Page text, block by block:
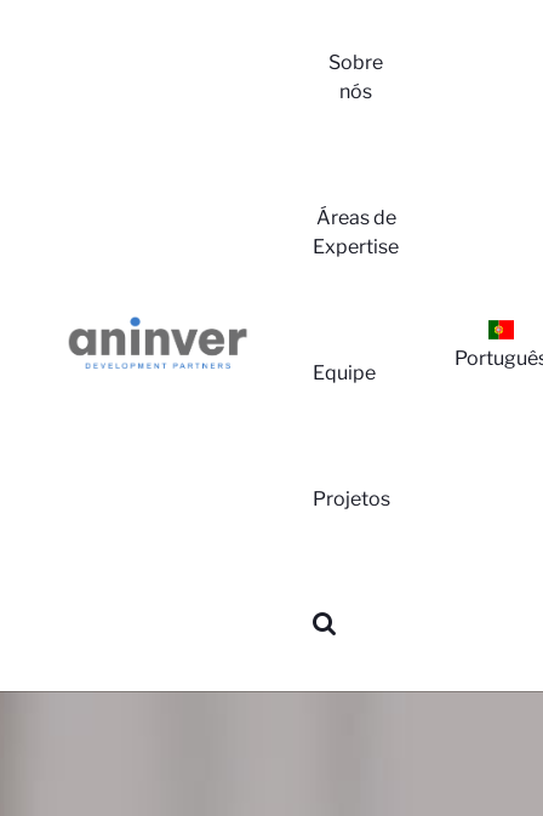
Sobre
nós
Áreas de
Expertise
Equipe
Projetos
Login
Sobre
nós